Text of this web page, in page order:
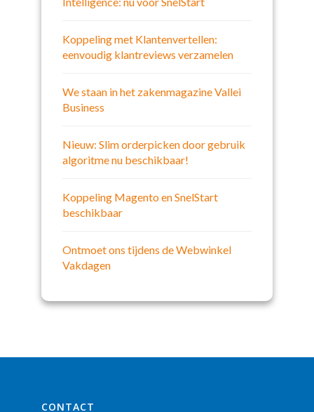
Koppeling met Klantenvertellen:
eenvoudig klantreviews verzamelen
We staan in het zakenmagazine Vallei
Business
Nieuw: Slim orderpicken door gebruik
algoritme nu beschikbaar!
Koppeling Magento en SnelStart
beschikbaar
Ontmoet ons tijdens de Webwinkel
Vakdagen
CONTACT